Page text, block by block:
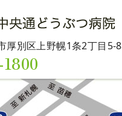
厚別区上野幌1条2丁目5-8